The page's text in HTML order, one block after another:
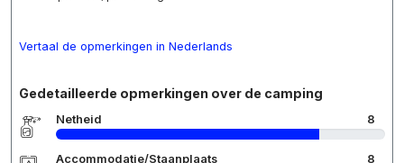
Vertaal de opmerkingen in Nederlands
Gedetailleerde opmerkingen over de camping
Netheid 8
Accommodatie/Staanplaats 8